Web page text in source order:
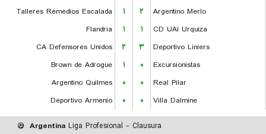
Talleres Remedios Escalada
۱ ۲
Argentino Merlo
Flandria
۱ ۱
CD UAI Urquiza
CA Defensores Unidos
۲ ۳
Deportivo Liniers
Brown de Adrogue
۱ ۰
Excursionistas
Argentino Quilmes
۰ ۰
Real Pilar
Deportivo Armenio
۰ ۰ Villa Dalmine
Argentina Liga Profesional - Clausura